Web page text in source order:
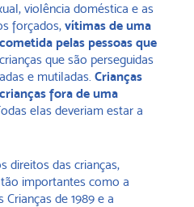
violência doméstica e as
forçados, vítimas de uma
pelas pessoas que
que são perseguidas
e mutiladas. Crianças
fora de uma
elas deveriam estar a
direitos das crianças,
importantes como a
de 1989 e a